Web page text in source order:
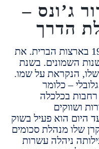
–
את
בשנת
על שמו.
כלומר
פעיל בשוק
סכומים
עשרות